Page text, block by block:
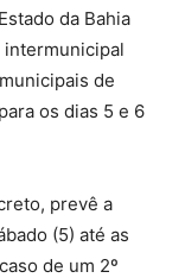
da Bahia
de
os dias 5 e 6
prevê a
(5) até as
de um 2º